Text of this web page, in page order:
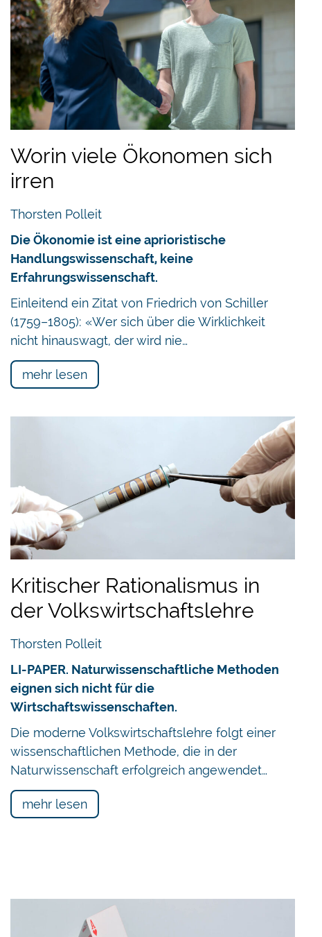
Worin viele Ökonomen sich
irren
Thorsten Polleit
Die Ökonomie ist eine aprioristische
Handlungswissenschaft, keine
Erfahrungswissenschaft.
Einleitend ein Zitat von Friedrich von Schiller
(1759–1805): «Wer sich über die Wirklichkeit
nicht hinauswagt, der wird nie…
mehr lesen
Kritischer Rationalismus in
der Volkswirtschaftslehre
Thorsten Polleit
LI-PAPER. Naturwissenschaftliche Methoden
eignen sich nicht für die
Wirtschaftswissenschaften.
Die moderne Volkswirtschaftslehre folgt einer
wissenschaftlichen Methode, die in der
Naturwissenschaft erfolgreich angewendet…
mehr lesen